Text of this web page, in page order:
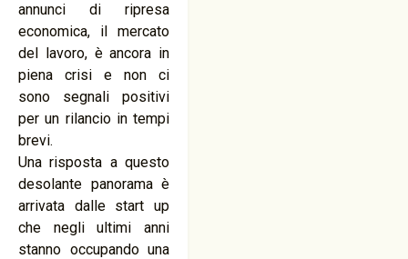
annunci di ripresa
economica, il mercato
del lavoro, è ancora in
piena crisi e non ci
sono segnali positivi
per un rilancio in tempi
brevi.
Una risposta a questo
desolante panorama è
arrivata dalle start up
che negli ultimi anni
stanno occupando una